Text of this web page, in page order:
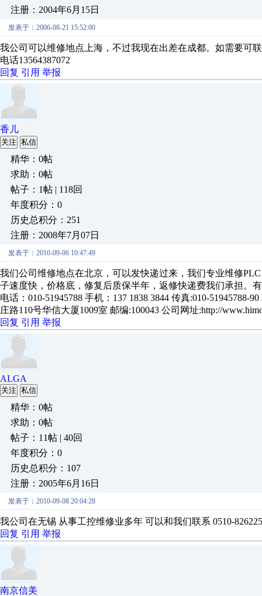
注册：2004年6月15日
发表于：2006-08-21 15:52:00
我公司可以维修地点上海，不过我现在出差在成都。如需要可
电话13564387072
回复 引用 举报
香儿
关注 私信
精华：0帖
求助：0帖
帖子：1帖 | 118回
年度积分：0
历史总积分：251
注册：2008年7月07日
发表于：2010-09-06 10:47:49
我们公司维修地点在北京，可以发快递过来，我们专业维修
子速度快，价格底，修复后质保半年，返修快递费我们承担。
电话：010-51945788 手机：137 1838 3844 传真:010-
庄路110号华信大厦1009室 邮编:100043 公司网址:http://
回复 引用 举报
ALGA
关注 私信
精华：0帖
求助：0帖
帖子：11帖 | 40回
年度积分：0
历史总积分：107
注册：2005年6月16日
发表于：2010-09-08 20:04:28
我公司在无锡 从事工控维修业多年 可以和我们联系 0510-
回复 引用 举报
南京信美